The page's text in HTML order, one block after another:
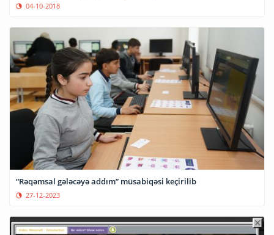
04-10-2018
“Rəqəmsal gələcəyə addım” müsabiqəsi keçirilib
27-12-2023